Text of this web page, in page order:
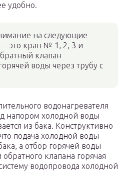
удобно.
на следующие
это кран № 1, 2, 3 и
клапан
воды через трубу с
водонагревателя
напором холодной воды
из бака. Конструктивно
подача холодной воды
а отбор горячей воды
клапана горячая
водопровода холодной